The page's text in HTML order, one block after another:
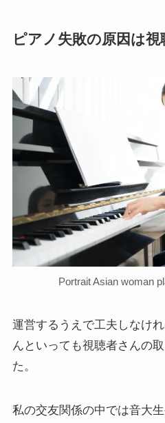
ピアノ失敗の原因は
Portrait Asian woman
運営するうえで工夫しなけ
んといっても視聴者さんの
た。
私の交友関係の中では音大